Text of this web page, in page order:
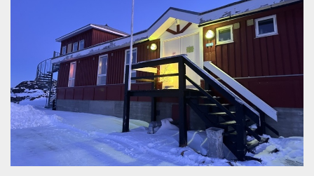
Pilersaarutinut isaavik
Piffissamik inniminniineq